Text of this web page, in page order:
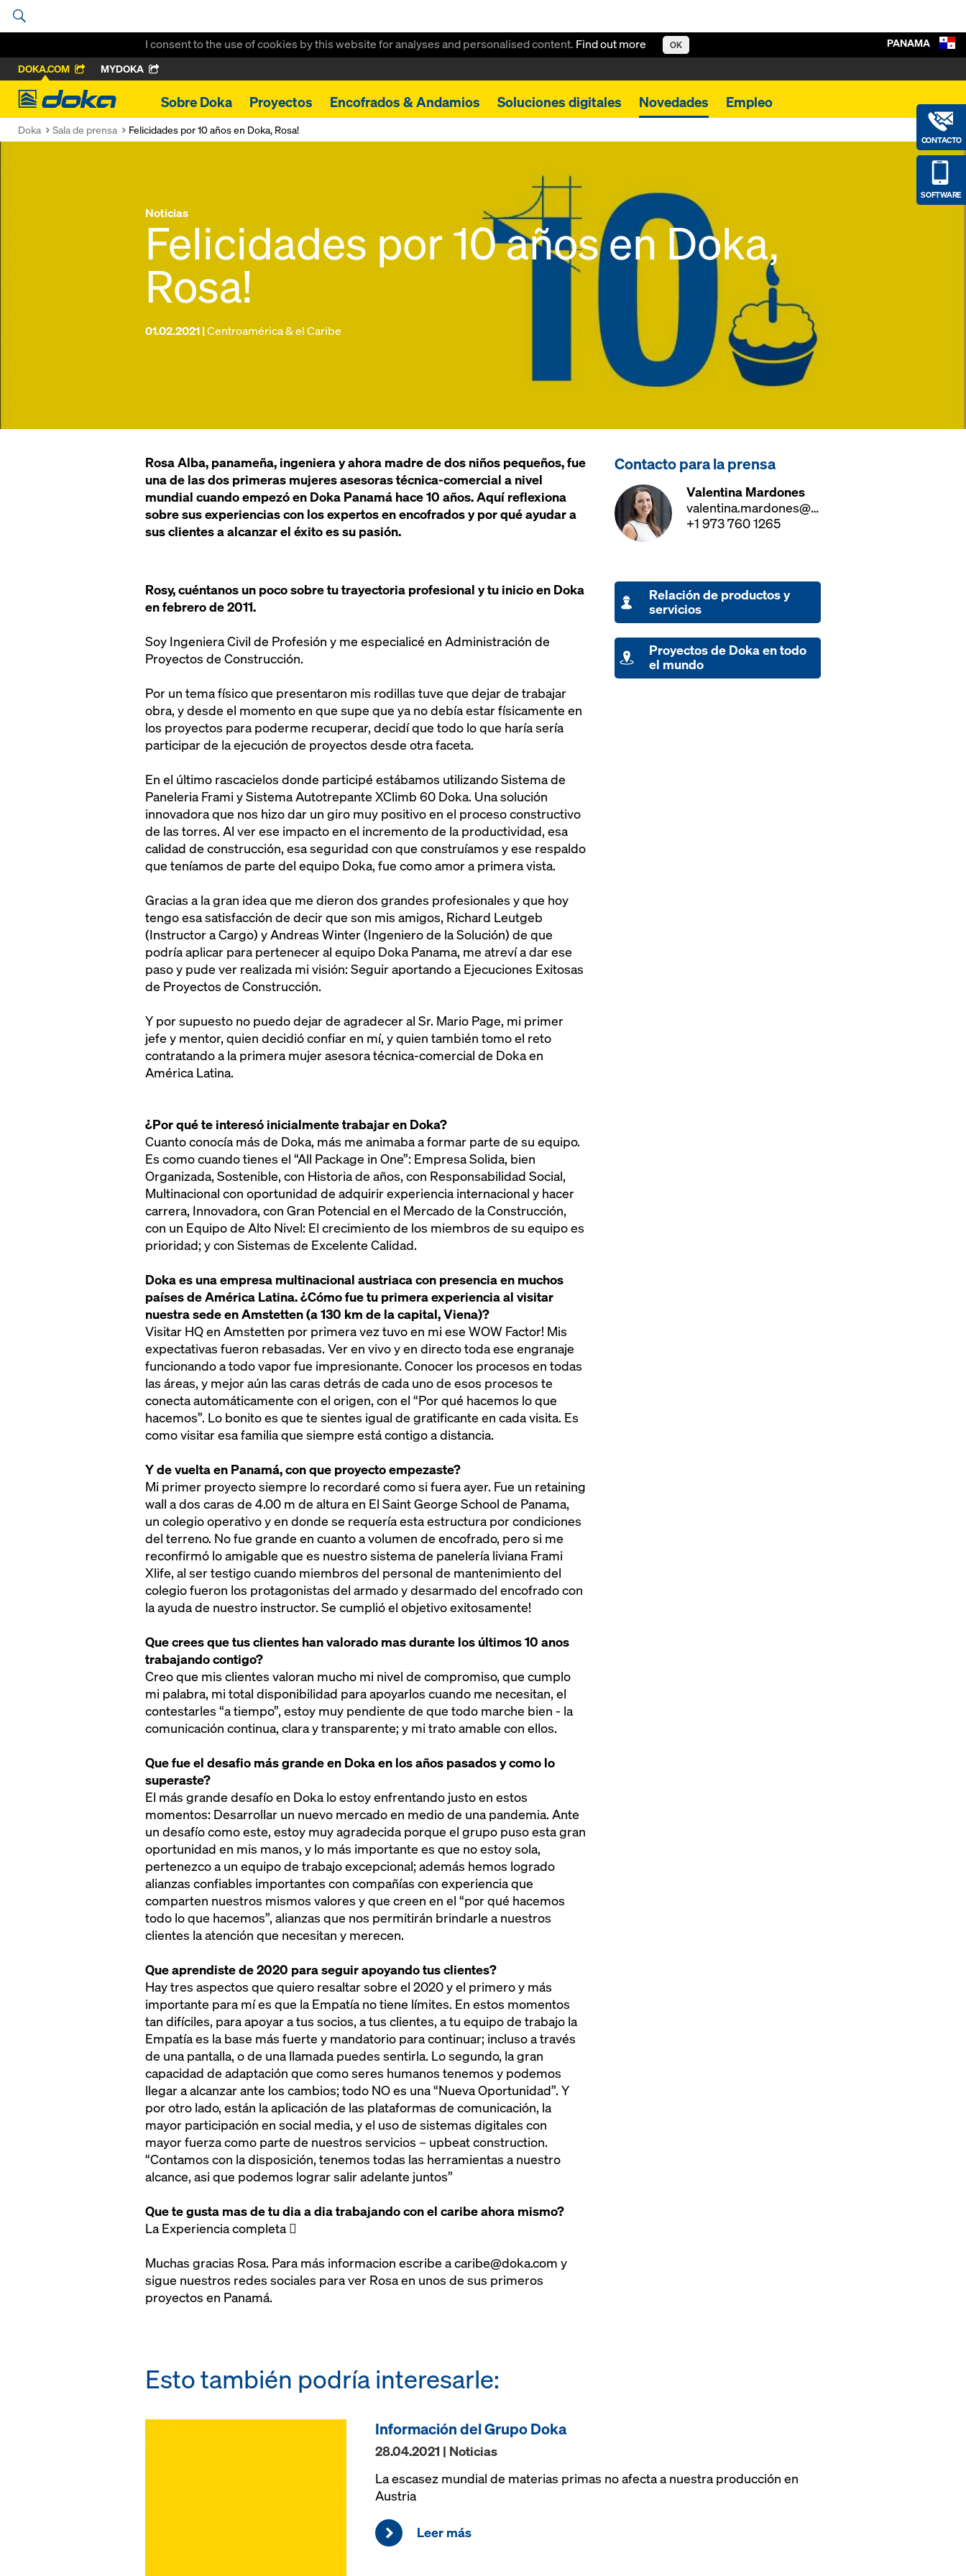
I consent to the use of cookies by this website for analyses and personalised content. Find out more OK
DOKA.COM MYDOKA
Doka
Sobre Doka Proyectos Encofrados & Andamios Soluciones digitales Novedades Empleo
CONTACTO
SOFTWARE
PANAMA
Doka Sala de prensa Felicidades por 10 años en Doka, Rosa!
Noticias
Felicidades por 10 años en Doka,
Rosa!
01.02.2021 |Centroamérica & el Caribe
Rosa Alba, panameña, ingeniera y ahora madre de dos niños pequeños, fue
una de las dos primeras mujeres asesoras técnica-comercial a nivel
mundial cuando empezó en Doka Panamá hace 10 años. Aquí reflexiona
sobre sus experiencias con los expertos en encofrados y por qué ayudar a
sus clientes a alcanzar el éxito es su pasión.
Contacto para la prensa
Valentina Mardones
valentina.mardones@doka.com
+1 973 760 1265
Rosy, cuéntanos un poco sobre tu trayectoria profesional y tu inicio en Doka
en febrero de 2011.
Soy Ingeniera Civil de Profesión y me especialicé en Administración de
Proyectos de Construcción.
Por un tema físico que presentaron mis rodillas tuve que dejar de trabajar
obra, y desde el momento en que supe que ya no debía estar físicamente en
los proyectos para poderme recuperar, decidí que todo lo que haría sería
participar de la ejecución de proyectos desde otra faceta.
En el último rascacielos donde participé estábamos utilizando Sistema de
Paneleria Frami y Sistema Autotrepante XClimb 60 Doka. Una solución
innovadora que nos hizo dar un giro muy positivo en el proceso constructivo
de las torres. Al ver ese impacto en el incremento de la productividad, esa
calidad de construcción, esa seguridad con que construíamos y ese respaldo
que teníamos de parte del equipo Doka, fue como amor a primera vista.
Gracias a la gran idea que me dieron dos grandes profesionales y que hoy
tengo esa satisfacción de decir que son mis amigos, Richard Leutgeb
(Instructor a Cargo) y Andreas Winter (Ingeniero de la Solución) de que
podría aplicar para pertenecer al equipo Doka Panama, me atreví a dar ese
paso y pude ver realizada mi visión: Seguir aportando a Ejecuciones Exitosas
de Proyectos de Construcción.
Y por supuesto no puedo dejar de agradecer al Sr. Mario Page, mi primer
jefe y mentor, quien decidió confiar en mí, y quien también tomo el reto
contratando a la primera mujer asesora técnica-comercial de Doka en
América Latina.
¿Por qué te interesó inicialmente trabajar en Doka?
Cuanto conocía más de Doka, más me animaba a formar parte de su equipo.
Es como cuando tienes el “All Package in One”: Empresa Solida, bien
Organizada, Sostenible, con Historia de años, con Responsabilidad Social,
Multinacional con oportunidad de adquirir experiencia internacional y hacer
carrera, Innovadora, con Gran Potencial en el Mercado de la Construcción,
con un Equipo de Alto Nivel: El crecimiento de los miembros de su equipo es
prioridad; y con Sistemas de Excelente Calidad.
Doka es una empresa multinacional austriaca con presencia en muchos
países de América Latina. ¿Cómo fue tu primera experiencia al visitar
nuestra sede en Amstetten (a 130 km de la capital, Viena)?
Visitar HQ en Amstetten por primera vez tuvo en mi ese WOW Factor! Mis
expectativas fueron rebasadas. Ver en vivo y en directo toda ese engranaje
funcionando a todo vapor fue impresionante. Conocer los procesos en todas
las áreas, y mejor aún las caras detrás de cada uno de esos procesos te
conecta automáticamente con el origen, con el “Por qué hacemos lo que
hacemos”. Lo bonito es que te sientes igual de gratificante en cada visita. Es
como visitar esa familia que siempre está contigo a distancia.
Y de vuelta en Panamá, con que proyecto empezaste?
Mi primer proyecto siempre lo recordaré como si fuera ayer. Fue un retaining
wall a dos caras de 4.00 m de altura en El Saint George School de Panama,
un colegio operativo y en donde se requería esta estructura por condiciones
del terreno. No fue grande en cuanto a volumen de encofrado, pero si me
reconfirmó lo amigable que es nuestro sistema de panelería liviana Frami
Xlife, al ser testigo cuando miembros del personal de mantenimiento del
colegio fueron los protagonistas del armado y desarmado del encofrado con
la ayuda de nuestro instructor. Se cumplió el objetivo exitosamente!
Que crees que tus clientes han valorado mas durante los últimos 10 anos
trabajando contigo?
Creo que mis clientes valoran mucho mi nivel de compromiso, que cumplo
mi palabra, mi total disponibilidad para apoyarlos cuando me necesitan, el
contestarles “a tiempo”, estoy muy pendiente de que todo marche bien - la
comunicación continua, clara y transparente; y mi trato amable con ellos.
Que fue el desafio más grande en Doka en los años pasados y como lo
superaste?
El más grande desafío en Doka lo estoy enfrentando justo en estos
momentos: Desarrollar un nuevo mercado en medio de una pandemia. Ante
un desafío como este, estoy muy agradecida porque el grupo puso esta gran
oportunidad en mis manos, y lo más importante es que no estoy sola,
pertenezco a un equipo de trabajo excepcional; además hemos logrado
alianzas confiables importantes con compañías con experiencia que
comparten nuestros mismos valores y que creen en el “por qué hacemos
todo lo que hacemos”, alianzas que nos permitirán brindarle a nuestros
clientes la atención que necesitan y merecen.
Que aprendiste de 2020 para seguir apoyando tus clientes?
Hay tres aspectos que quiero resaltar sobre el 2020 y el primero y más
importante para mí es que la Empatía no tiene límites. En estos momentos
tan difíciles, para apoyar a tus socios, a tus clientes, a tu equipo de trabajo la
Empatía es la base más fuerte y mandatorio para continuar; incluso a través
de una pantalla, o de una llamada puedes sentirla. Lo segundo, la gran
capacidad de adaptación que como seres humanos tenemos y podemos
llegar a alcanzar ante los cambios; todo NO es una “Nueva Oportunidad”. Y
por otro lado, están la aplicación de las plataformas de comunicación, la
mayor participación en social media, y el uso de sistemas digitales con
mayor fuerza como parte de nuestros servicios – upbeat construction.
“Contamos con la disposición, tenemos todas las herramientas a nuestro
alcance, asi que podemos lograr salir adelante juntos”
Que te gusta mas de tu dia a dia trabajando con el caribe ahora mismo?
La Experiencia completa 
Muchas gracias Rosa. Para más informacion escribe a caribe@doka.com y
sigue nuestros redes sociales para ver Rosa en unos de sus primeros
proyectos en Panamá.
Relación de productos y
servicios
Proyectos de Doka en todo
el mundo
Esto también podría interesarle:
Información del Grupo Doka
28.04.2021 | Noticias
La escasez mundial de materias primas no afecta a nuestra producción en
Austria
Leer más